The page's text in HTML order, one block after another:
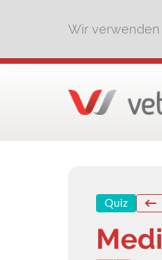
Wir
Quiz